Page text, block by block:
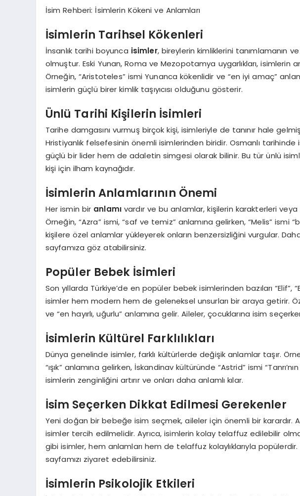
İsim Rehberi: İsimlerin Kökeni ve Anlamları
İsimlerin Tarihsel Kökenleri
İnsanlık tarihi boyunca isimler, bireylerin kimliklerini tanımlamanın
olmuştur. Eski Yunan, Roma ve Mezopotamya uygarlıkları, isimlerin
Örneğin, “Aristoteles” ismi Yunanca kökenlidir ve “en iyi amaç”
isimlerin güçlü birer kimlik taşıyıcısı olduğunu gösterir.
Ünlü Tarihi Kişilerin İsimleri
Tarihe damgasını vurmuş birçok kişi, isimleriyle de tanınır hale
Hristiyanlık felsefesinin önemli isimlerinden biridir. Osmanlı tarihinde
güçlü bir lider hem de adaletin simgesi olarak bilinir. Bu tür ünlü
kişi için ilham kaynağıdır.
İsimlerin Anlamlarının Önemi
Her ismin bir anlamı vardır ve bu anlamlar, kişilerin karakterleri veya
Örneğin, “Azra” ismi, “saf ve temiz” anlamına gelirken, “Melis” ismi
kişilere özel anlamlar yükleyerek onların benzersizliğini vurgular.
sayfamıza göz atabilirsiniz.
Popüler Bebek İsimleri
Son yıllarda Türkiye’de en popüler bebek isimlerinden bazıları “Elif”,
isimler hem modern hem de geleneksel unsurları bir araya getirir.
ve “en hayırlı, uğurlu” anlamına gelir. Aileler, çocuklarına isim
İsimlerin Kültürel Farklılıkları
Dünya genelinde isimler, farklı kültürlerde değişik anlamlar taşır.
“ışık” anlamına gelirken, İskandinav kültüründe “Astrid” ismi
isimlerin zenginliğini artırır ve onları daha anlamlı kılar.
İsim Seçerken Dikkat Edilmesi Gerekenler
Yeni doğan bir bebeğe isim seçmek, aileler için önemli bir karardır.
isimler tercih edilmelidir. Ayrıca, isimlerin kolay telaffuz edilebilir
gibi isimler, hem anlamları hem de telaffuz kolaylıklarıyla
sayfamızı ziyaret edebilirsiniz.
İsimlerin Psikolojik Etkileri